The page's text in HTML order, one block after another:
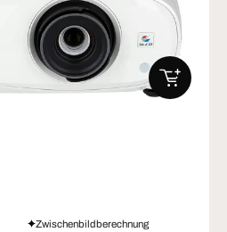
Zwischenbildberechnung
IN DEN